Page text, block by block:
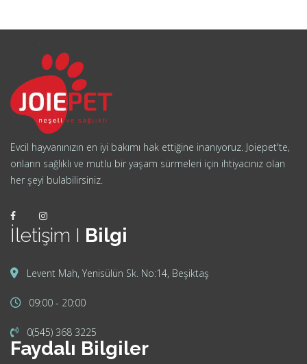
Evcil hayvanınızın en iyi bakımı hak ettiğine inanıyoruz. Joiepet'te,
onların sağlıklı ve mutlu bir yaşam sürmeleri için ihtiyacınız olan
her şeyi bulabilirsiniz.
İletişim I Bilgi
Levent Mah, Yenisülün Sk. No:14, Beşiktaş
09:00 - 20:00
0(545) 368 3225
Faydalı Bilgiler